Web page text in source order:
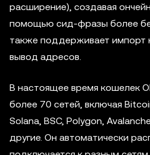
расширение), создавая
помощью сид-фразы более
также поддерживает импорт
вывод адресов.
В настоящее время кошелек
более 70 сетей, включая
Solana, BSC, Polygon,
другие. Он автоматически